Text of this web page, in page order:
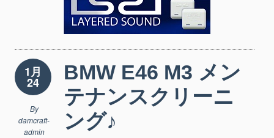
1月
24
By
damcraft-
admin
BMW E46 M3 メン
テナンスクリーニ
ング♪